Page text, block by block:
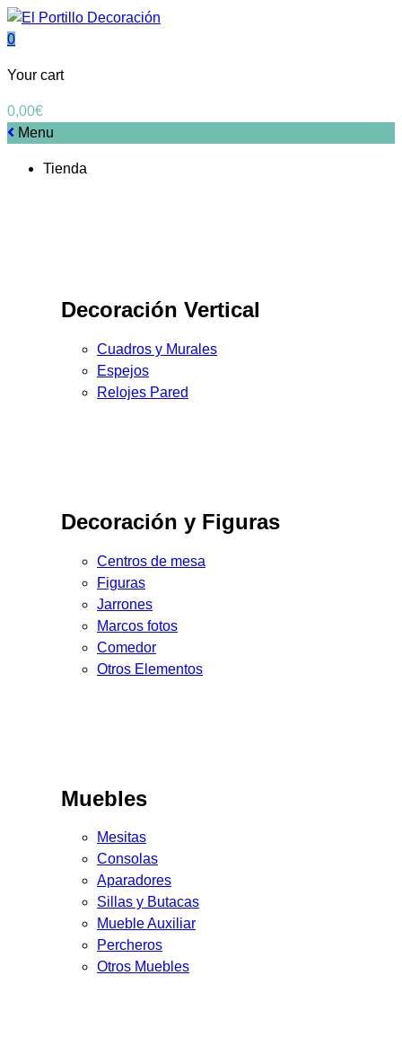
0
Your cart
0,00€
Menu
Tienda
Decoración Vertical
Cuadros y Murales
Espejos
Relojes Pared
Decoración y Figuras
Centros de mesa
Figuras
Jarrones
Marcos fotos
Comedor
Otros Elementos
Muebles
Mesitas
Consolas
Aparadores
Sillas y Butacas
Mueble Auxiliar
Percheros
Otros Muebles